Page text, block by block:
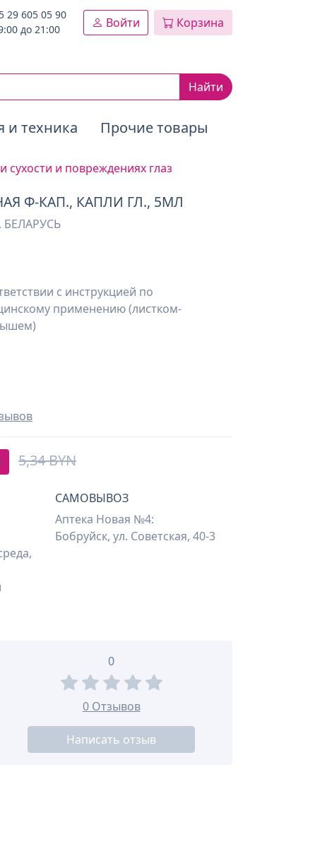
29 605 05 90
до 21:00
Войти Корзина
Найти
и техника Прочие товары
сухости и повреждениях глаз
Ф-КАП., КАПЛИ ГЛ., 5МЛ
с инструкцией по
применению (листком-
5,34 BYN
САМОВЫВОЗ
Аптека Новая №4:
Бобруйск, ул. Советская, 40-3
0
0 Отзывов
Написать отзыв